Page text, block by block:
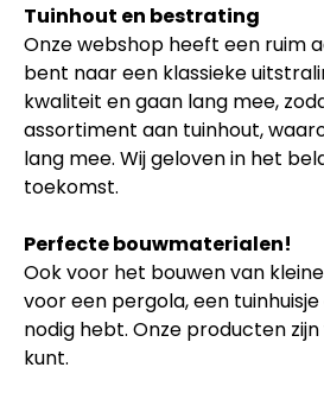
Tuinhout en bestrating
Onze webshop heeft een ruim
bent naar een klassieke
kwaliteit en gaan lang mee,
assortiment aan tuinhout,
lang mee. Wij geloven in het
toekomst.
Perfecte bouwmaterialen!
Ook voor het bouwen van
voor een pergola, een
nodig hebt. Onze producten
kunt.